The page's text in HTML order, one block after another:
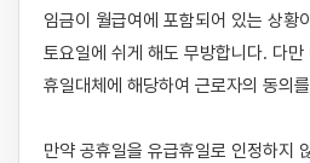
임금이 월급여에 포함되어 있는 상황
토요일에 쉬게 해도 무방합니다. 다만
휴일대체에 해당하여 근로자의 동의
만약 공휴일을 유급휴일로 인정하지